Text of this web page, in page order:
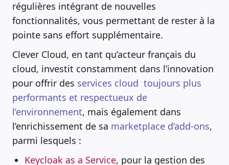
régulières intégrant de nouvelles
fonctionnalités, vous permettant de rester à la
pointe sans effort supplémentaire.
Clever Cloud, en tant qu’acteur français du
cloud, investit constamment dans l’innovation
pour offrir des services cloud toujours plus
performants et respectueux de
l’environnement, mais également dans
l’enrichissement de sa marketplace d’add-ons,
parmi lesquels :
Keycloak as a Service, pour la gestion des